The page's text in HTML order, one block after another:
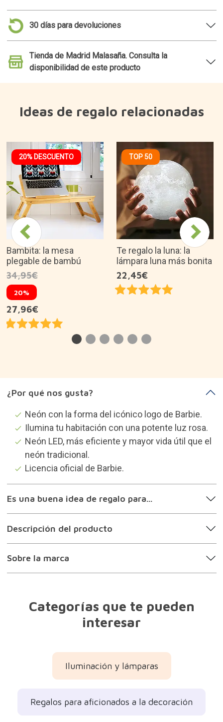
30 días para devoluciones
Tienda de Madrid Malasaña. Consulta la
disponibilidad de este producto
Ideas de regalo relacionadas
20% DESCUENTO
Bambita: la mesa
plegable de bambú
34,95€
20%
27,96€
TOP 50
Te regalo la luna: la
lámpara luna más bonita
22,45€
¿Por qué nos gusta?
Neón con la forma del icónico logo de Barbie.
Ilumina tu habitación con una potente luz rosa.
Neón LED, más eficiente y mayor vida útil que el
neón tradicional.
Licencia oficial de Barbie.
Es una buena idea de regalo para...
Descripción del producto
Sobre la marca
Categorías que te pueden
interesar
Iluminación y lámparas
Regalos para aficionados a la decoración